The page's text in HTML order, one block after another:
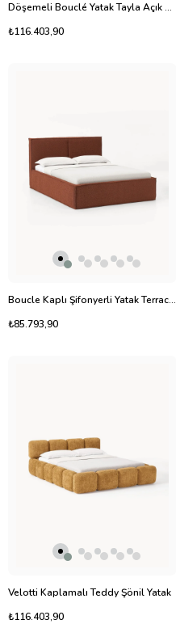
Döşemeli Bouclé Yatak Tayla Açık Mavi
₺116.403,90
Boucle Kaplı Şifonyerli Yatak Terracotta
₺85.793,90
Velotti Kaplamalı Teddy Şönil Yatak
₺116.403,90